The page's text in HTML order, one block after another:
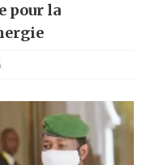
pour la